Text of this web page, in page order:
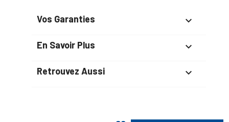
Vos Garanties 
En Savoir Plus 
Retrouvez Aussi 